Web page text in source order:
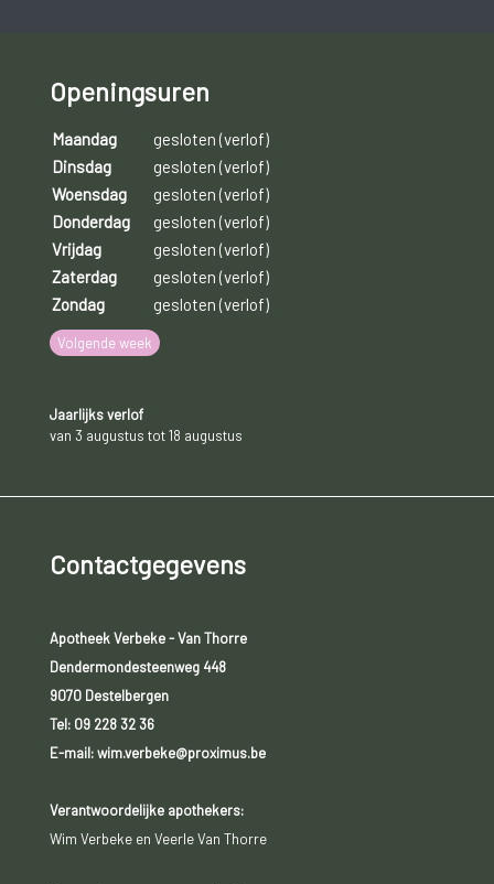
Een TIA komt voornamelijk voor bij personen boven de 65
jaar, waarbij mannen een groter risico hebben dan vrouwen.
Hoewel er meestal geen blijvende beschadigingen zijn,
moeten symptomen steeds ernstig genomen worden.
Zonder behandeling krijgt ongeveer één op drie personen
later een beroerte.
Openingsuren
Maandag
gesloten (verlof)
Dinsdag
gesloten (verlof)
Woensdag
gesloten (verlof)
Donderdag
gesloten (verlof)
Vrijdag
gesloten (verlof)
Zaterdag
gesloten (verlof)
Zondag
gesloten (verlof)
Volgende week
Jaarlijks verlof
van 3 augustus tot 18 augustus
Contactgegevens
Apotheek Verbeke - Van Thorre
Dendermondesteenweg 448
9070 Destelbergen
Tel: 09 228 32 36
E-mail: wim.verbeke@proximus.be
Verantwoordelijke apothekers:
Wim Verbeke en Veerle Van Thorre